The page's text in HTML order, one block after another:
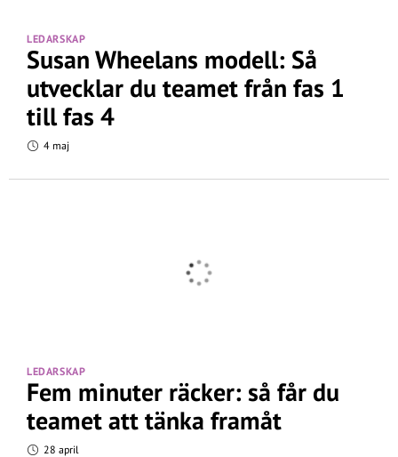
LEDARSKAP
Susan Wheelans modell: Så
utvecklar du teamet från fas 1
till fas 4
4 maj
LEDARSKAP
Fem minuter räcker: så får du
teamet att tänka framåt
28 april